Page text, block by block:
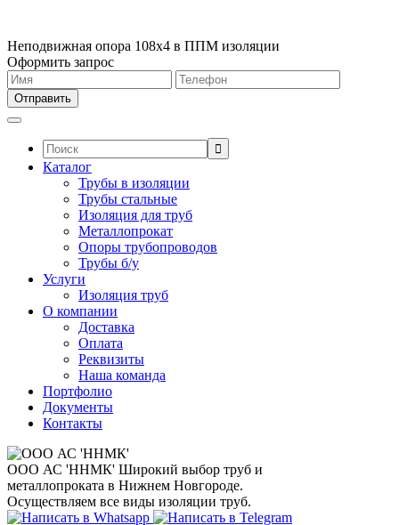
Неподвижная опора 108х4 в ППМ изоляции
Оформить запрос
Поиск:
Каталог
Трубы в изоляции
Трубы стальные
Изоляция для труб
Металлопрокат
Опоры трубопроводов
Трубы б/у
Услуги
Изоляция труб
О компании
Доставка
Оплата
Реквизиты
Наша команда
Портфолио
Документы
Контакты
ООО АС 'ННМК' Широкий выбор труб и
металлопроката в Нижнем Новгороде.
Осуществляем все виды изоляции труб.